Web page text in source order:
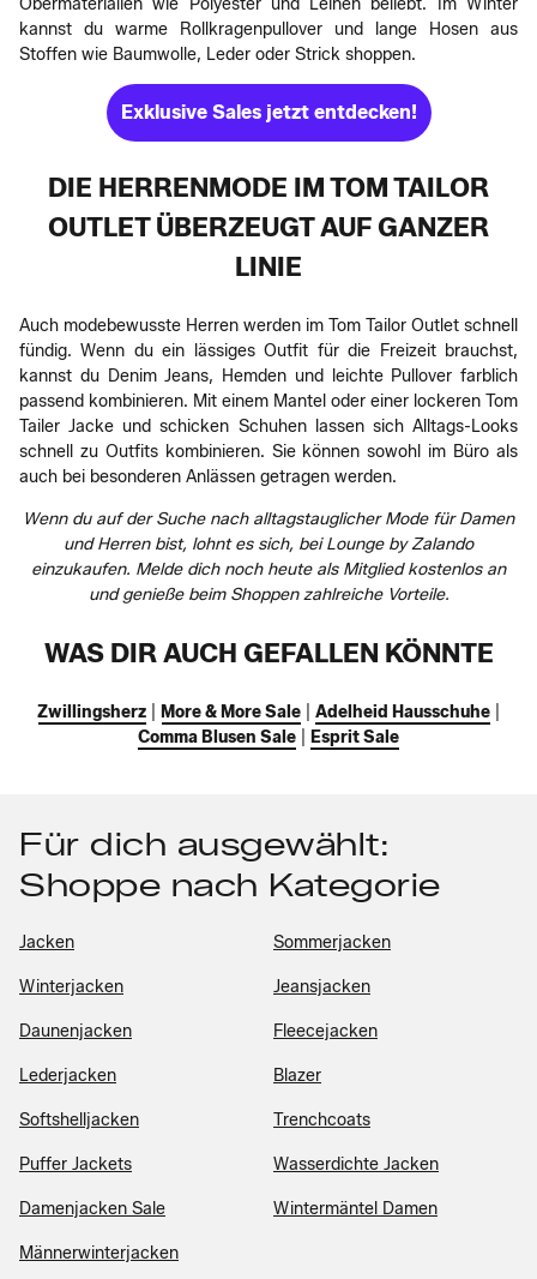
Obermaterialien wie Polyester und Leinen beliebt. Im Winter
kannst du warme Rollkragenpullover und lange Hosen aus
Stoffen wie Baumwolle, Leder oder Strick shoppen.
Exklusive Sales jetzt entdecken!
DIE HERRENMODE IM TOM TAILOR
OUTLET ÜBERZEUGT AUF GANZER
LINIE
Auch modebewusste Herren werden im Tom Tailor Outlet schnell
fündig. Wenn du ein lässiges Outfit für die Freizeit brauchst,
kannst du Denim Jeans, Hemden und leichte Pullover farblich
passend kombinieren. Mit einem Mantel oder einer lockeren Tom
Tailer Jacke und schicken Schuhen lassen sich Alltags-Looks
schnell zu Outfits kombinieren. Sie können sowohl im Büro als
auch bei besonderen Anlässen getragen werden.
Wenn du auf der Suche nach alltagstauglicher Mode für Damen
und Herren bist, lohnt es sich, bei Lounge by Zalando
einzukaufen. Melde dich noch heute als Mitglied kostenlos an
und genieße beim Shoppen zahlreiche Vorteile.
WAS DIR AUCH GEFALLEN KÖNNTE
Zwillingsherz More & More Sale Adelheid Hausschuhe
Comma Blusen Sale
Esprit Sale
Für dich ausgewählt:
Shoppe nach Kategorie
Jacken Sommerjacken
Winterjacken Jeansjacken
Daunenjacken Fleecejacken
Lederjacken Blazer
Softshelljacken Trenchcoats
Puffer Jackets Wasserdichte Jacken
Damenjacken Sale Wintermäntel Damen
Männerwinterjacken